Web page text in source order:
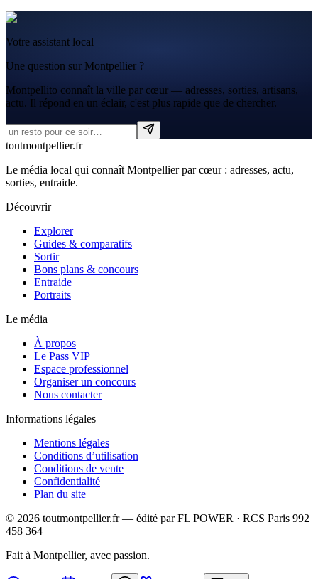
Votre assistant local
Une question sur Montpellier ?
Montpellito connaît la ville par cœur — adresses, sorties, artisans,
actu. Il répond en un éclair, c'est plus rapide que de chercher.
toutmontpellier.fr
Le média local qui connaît Montpellier par cœur : adresses, actu,
sorties, entraide.
Découvrir
Explorer
Guides & comparatifs
Sortir
Bons plans & concours
Entraide
Portraits
Le média
À propos
Le Pass VIP
Espace professionnel
Organiser un concours
Nous contacter
Informations légales
Mentions légales
Conditions d’utilisation
Conditions de vente
Confidentialité
Plan du site
© 2026 toutmontpellier.fr — édité parFL POWER · RCS Paris 992
458 364
Fait à Montpellier, avec passion.